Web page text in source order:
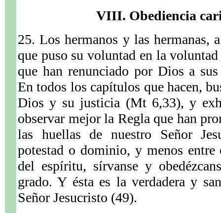
VIII. Obediencia
25. Los hermanos y las hermanas,
que puso su voluntad en la
que han renunciado por Dios a
En todos los capítulos que hacen,
Dios y su justicia (Mt 6,33), y
observar mejor la Regla que han
las huellas de nuestro Señor
potestad o dominio, y menos
del espíritu, sírvanse y
grado. Y ésta es la verdadera y
Señor Jesucristo (49).